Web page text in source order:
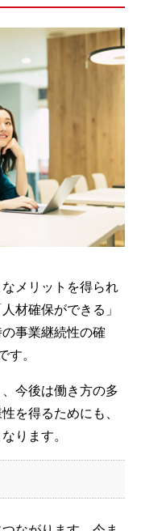
メリットを得られ
材確保ができる」
事業継続性の確
。
今後は働き方の多
を得るためにも、
ります。